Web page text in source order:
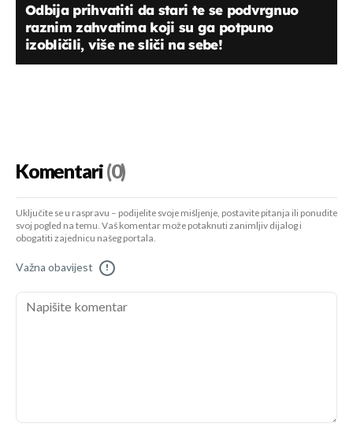
Odbija prihvatiti da stari te se podvrgnuo
raznim zahvatima koji su ga potpuno
izobličili, više ne sliči na sebe!
Komentari(0)
Uključite se u raspravu – podijelite svoje mišljenje, postavite pitanja ili ponudite
svoj pogled na temu. Vaš komentar može potaknuti zanimljiv dijalog i
obogatiti zajednicu našeg portala.
Važna obavijest !